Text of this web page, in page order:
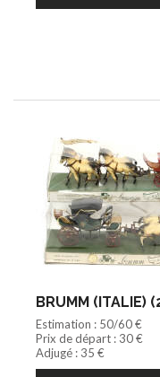
BRUMM (ITALIE)
Estimation : 50/60 €
Prix de départ : 30 €
Adjugé : 35 €